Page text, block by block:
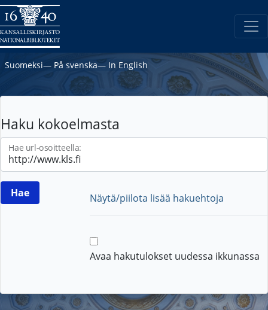
Suomeksi― På svenska― In English
Haku kokoelmasta
Hae url-osoitteella:
Näytä/piilota lisää hakuehtoja
Avaa hakutulokset uudessa ikkunassa